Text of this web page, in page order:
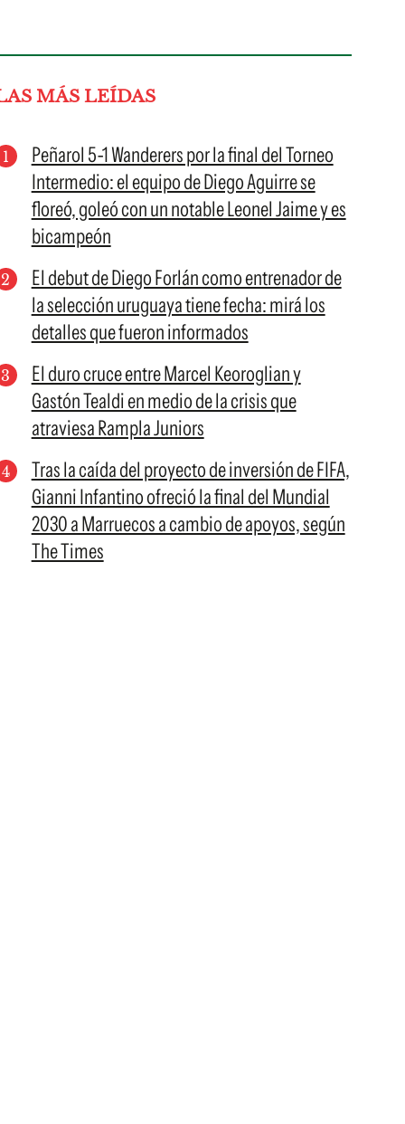
MÁS LEÍDAS
Peñarol 5-1 Wanderers por la final del Torneo
Intermedio: el equipo de Diego Aguirre se
floreó, goleó con un notable Leonel Jaime y es
bicampeón
El debut de Diego Forlán como entrenador de
la selección uruguaya tiene fecha: mirá los
detalles que fueron informados
El duro cruce entre Marcel Keoroglian y
Gastón Tealdi en medio de la crisis que
atraviesa Rampla Juniors
Tras la caída del proyecto de inversión de FIFA,
Gianni Infantino ofreció la final del Mundial
2030 a Marruecos a cambio de apoyos, según
The Times